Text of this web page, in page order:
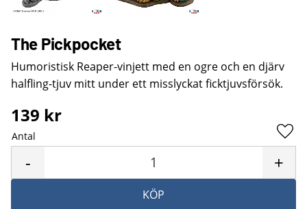
The Pickpocket
Humoristisk Reaper-vinjett med en ogre och en djärv
halfling-tjuv mitt under ett misslyckat ficktjuvsförsök.
139 kr
Antal
+
-
KÖP